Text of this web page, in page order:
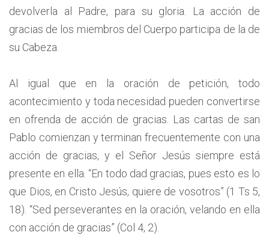
devolverla al Padre, para su gloria. La acción de
gracias de los miembros del Cuerpo participa de la de
su Cabeza.
Al igual que en la oración de petición, todo
acontecimiento y toda necesidad pueden convertirse
en ofrenda de acción de gracias. Las cartas de san
Pablo comienzan y terminan frecuentemente con una
acción de gracias, y el Señor Jesús siempre está
presente en ella. “En todo dad gracias, pues esto es lo
que Dios, en Cristo Jesús, quiere de vosotros” (1 Ts 5,
18). “Sed perseverantes en la oración, velando en ella
con acción de gracias” (Col 4, 2).